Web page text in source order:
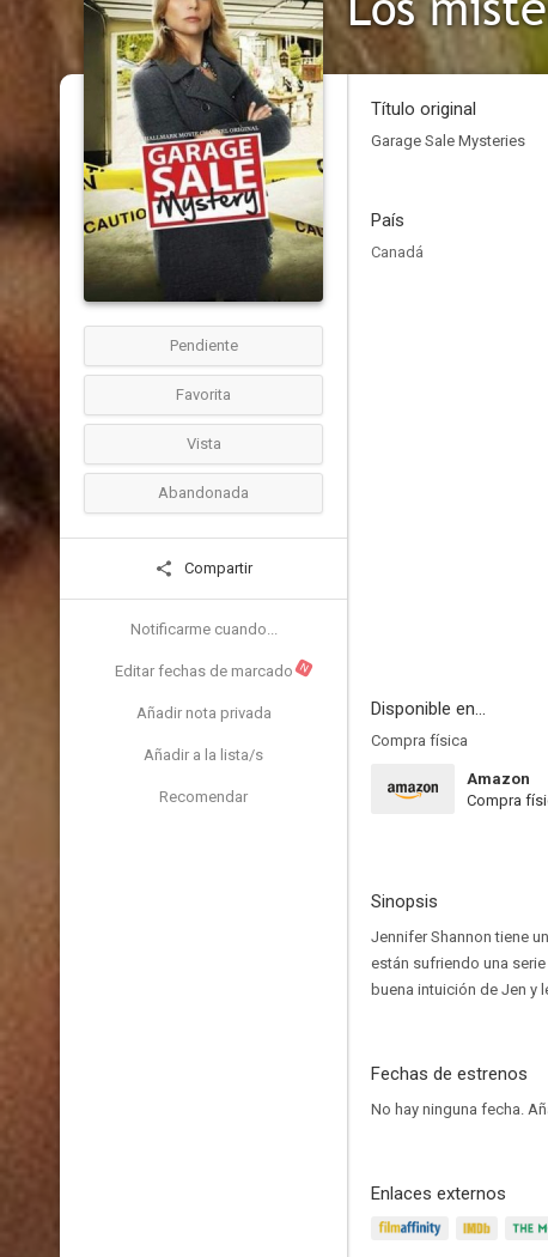
Pendiente
Favorita
Vista
Abandonada
Compartir
Notificarme cuando...
Editar fechas de marcado N
Añadir nota privada
Añadir a la lista/s
Recomendar
Título original
Garage Sale Mysteries
País
Canadá
Disponible en...
Compra física
Amazon
Compra
Sinopsis
Jennifer Shannon tiene
están sufriendo una
buena intuición de Jen y
Fechas de estrenos
No hay ninguna fecha.
Enlaces externos